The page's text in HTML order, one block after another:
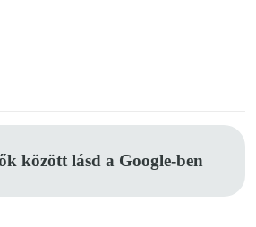
között lásd a Google-ben